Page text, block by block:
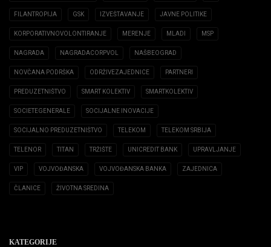
FILANTROPIJA GSK IZVEŠTAVANJE JAVNE POLITIKE
KORPORATIVNOVOLONTIRANJE MERENJE MLADI MSP
NAGRADA NAGRADACORPVOL NAŠBEOGRAD
NOVČANA PODRŠKA ODRŽIVEZAJEDNICE PARTNERI
PREDUZETNIŠTVO SMART KOLEKTIV SMARTKOLEKTIV
SOCIETEGENERALE SOCIJALNE INOVACIJE
SOCIJALNO PREDUZETNIŠTVO TELEKOM TELEKOM SRBIJA
TELENOR TITAN TRŽIŠTE UNICREDIT BANK UPRAVLJANJE
VIP VOJVOĐANSKA VOJVOĐANSKA BANKA ZAJEDNICA
ČLANICE ŽIVOTNA SREDINA
KATEGORIJE